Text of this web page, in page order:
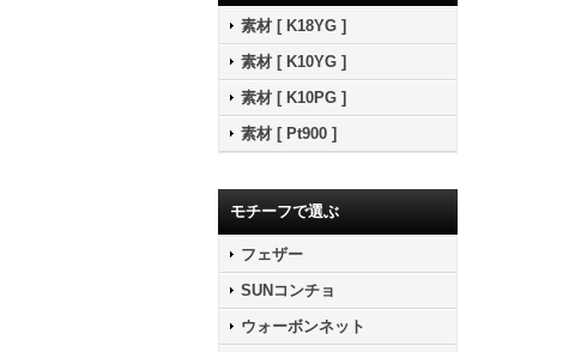
素材 [ K18YG ]
素材 [ K10YG ]
素材 [ K10PG ]
素材 [ Pt900 ]
モチーフで選ぶ
フェザー
SUNコンチョ
ウォーボンネット